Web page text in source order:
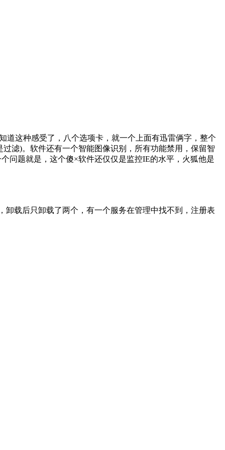
道这种感受了，八个选项卡，就一个上面有迅雷俩字，整个
滤)。软件还有一个智能图像识别，所有功能禁用，保留智
问题就是，这个傻×软件还仅仅是监控IE的水平，火狐他是
，卸载后只卸载了两个，有一个服务在管理中找不到，注册表